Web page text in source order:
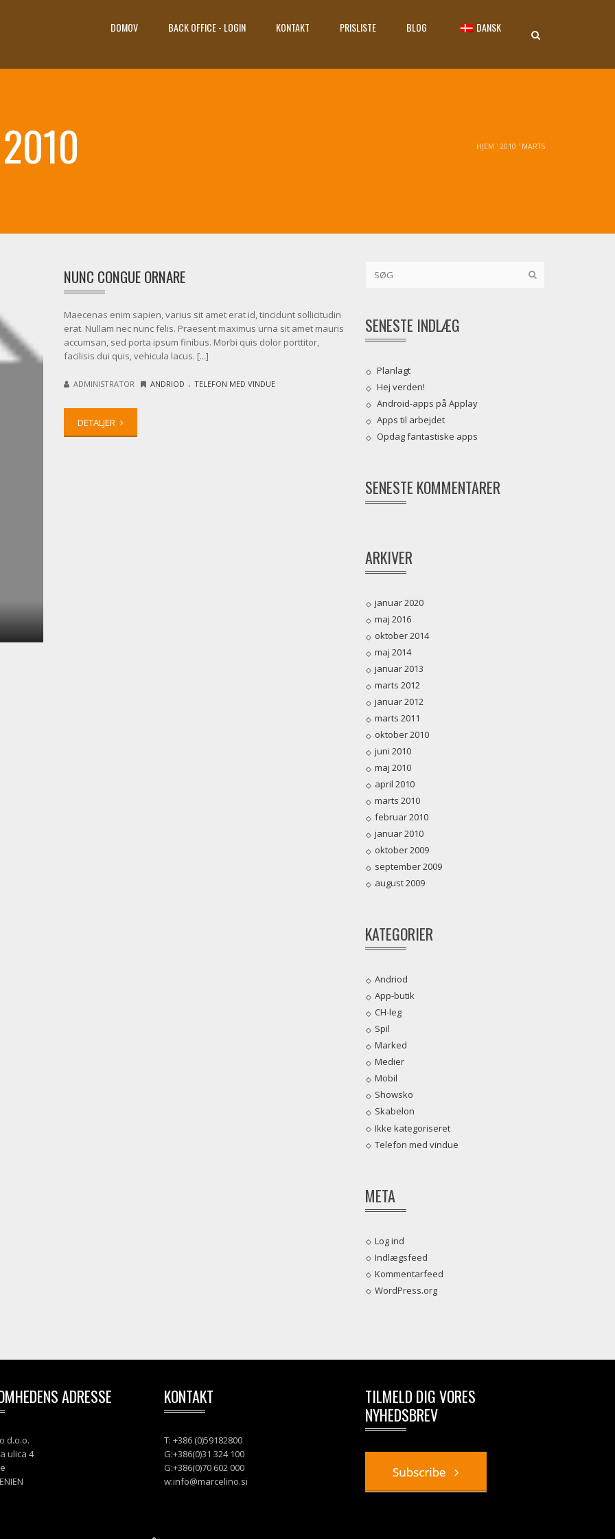
DOMOV BACK OFFICE - LOGIN KONTAKT PRISLISTE BLOG DANSK
HJEM ' 2010 ' MARTS
NUNC CONGUE ORNARE
Maecenas enim sapien, varius sit amet erat id, tincidunt sollicitudin
erat. Nullam nec nunc felis. Praesent maximus urna sit amet mauris
accumsan, sed porta ipsum finibus. Morbi quis dolor porttitor,
facilisis dui quis, vehicula lacus. [...]
ADMINISTRATOR ANDRIOD . TELEFON MED VINDUE
DETALJER
SENESTE INDLÆG
Planlagt
Hej verden!
Android-apps på Applay
Apps til arbejdet
Opdag fantastiske apps
SENESTE KOMMENTARER
ARKIVER
januar 2020
maj 2016
oktober 2014
maj 2014
januar 2013
marts 2012
januar 2012
marts 2011
oktober 2010
juni 2010
maj 2010
april 2010
marts 2010
februar 2010
januar 2010
oktober 2009
september 2009
august 2009
KATEGORIER
Andriod
App-butik
CH-leg
Spil
Marked
Medier
Mobil
Showsko
Skabelon
Ikke kategoriseret
Telefon med vindue
META
Log ind
Indlægsfeed
Kommentarfeed
WordPress.org
ADRESSE
d.o.o.
ulica 4
KONTAKT
T: +386 (0)59182800
G:+386(0)31 324 100
G:+386(0)70 602 000
w:info@marcelino.si
TILMELD DIG VORES
NYHEDSBREV